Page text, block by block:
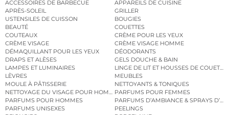
ACCESSOIRES DE BARBECUE
APPAREILS DE CUISINE
APRÈS-SOLEIL
GRILLER
USTENSILES DE CUISSON
BOUGIES
BEAUTÉ
COUETTES
COUTEAUX
CRÈME POUR LES YEUX
CRÈME VISAGE
CRÈME VISAGE HOMME
DÉMAQUILLANT POUR LES YEUX
DÉODORANTS
DRAPS ET ALÈSES
GELS DOUCHE & BAIN
LAMPES ET LUMINAIRES
LINGE DE LIT ET HOUSSES DE COUETTE
LÈVRES
MEUBLES
MOULE À PÂTISSERIE
NETTOYANTS & TONIQUES
NETTOYAGE DU VISAGE POUR HOMMESPARFUMS POUR FEMMES
PARFUMS POUR HOMMES
PARFUMS D’AMBIANCE & SPRAYS
PARFUMS UNISEXES
PEELINGS